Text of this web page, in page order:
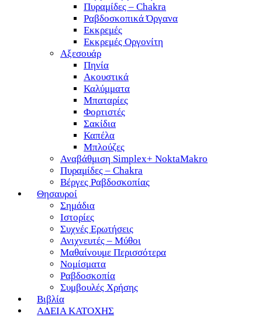
Πυραμίδες – Chakra
Ραβδοσκοπικά Όργανα
Εκκρεμές
Εκκρεμές Οργονίτη
Αξεσουάρ
Πηνία
Ακουστικά
Καλύμματα
Μπαταρίες
Φορτιστές
Σακίδια
Καπέλα
Μπλούζες
Αναβάθμιση Simplex+ NoktaMakro
Πυραμίδες – Chakra
Βέργες Ραβδοσκοπίας
Θησαυροί
Σημάδια
Ιστορίες
Συχνές Ερωτήσεις
Ανιχνευτές – Μύθοι
Μαθαίνουμε Περισσότερα
Νομίσματα
Ραβδοσκοπία
Συμβουλές Χρήσης
Βιβλία
ΑΔΕΙΑ ΚΑΤΟΧΗΣ